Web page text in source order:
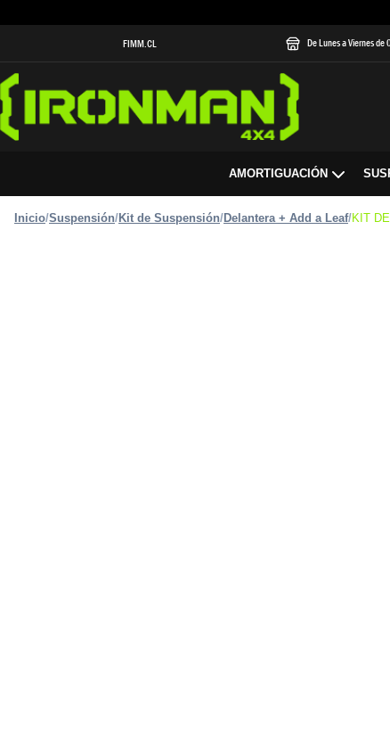
FIMM.CL De Lunes a Viernes
AMORTIGUACIÓN
Inicio/Suspensión/Kit de Suspensión/Delantera + Add a Leaf/KIT